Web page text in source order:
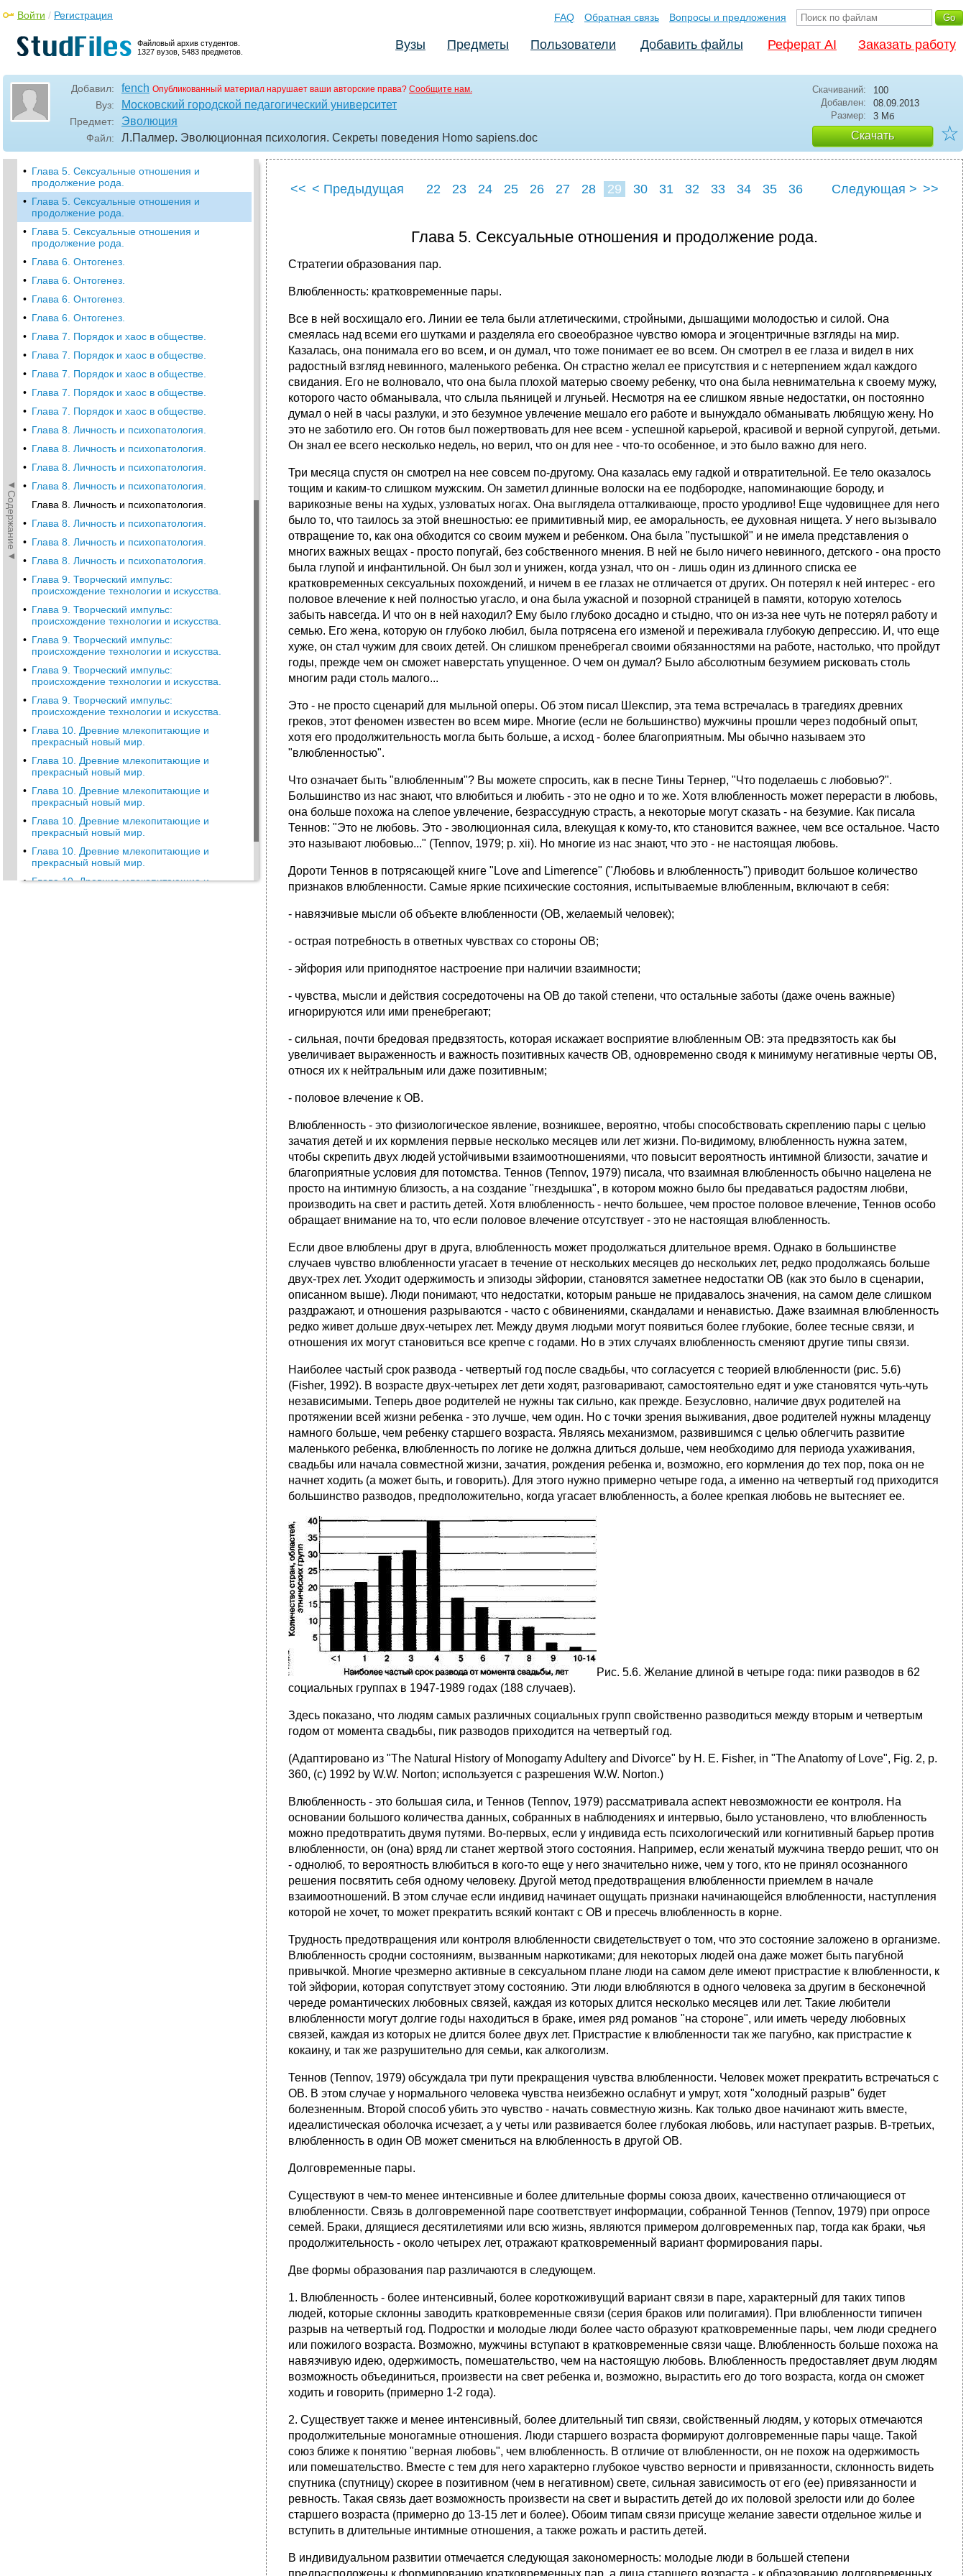
Файловый архив студентов.
1327 вузов, 5483 предметов.
Войти / Регистрация FAQ Обратная связь Вопросы и предложения
Вузы Предметы Пользователи Добавить файлы Реферат AI Заказать работу
Добавил: fench Опубликованный материал нарушает ваши авторские права? Сообщите нам.
Вуз: Московский городской педагогический университет
Предмет: Эволюция
Файл: Л.Палмер. Эволюционная психология. Секреты поведения Homo sapiens.doc
Скачиваний:
100
Добавлен:
08.09.2013
Размер:
3 Мб
Скачать ☆
◄Содержание◄
• Глава 5. Сексуальные отношения и
• Глава 5. Сексуальные отношения и
• Глава 5. Сексуальные отношения и
продолжение рода.
• Глава 5. Сексуальные отношения и
продолжение рода.
Глава 5. Сексуальные отношения и
продолжение рода.
• Глава 5. Сексуальные отношения и
продолжение рода.
• Глава 5. Сексуальные отношения и
продолжение рода.
• Глава 5. Сексуальные отношения и
продолжение рода.
• Глава 6. Онтогенез.
• Глава 6. Онтогенез.
• Глава 6. Онтогенез.
• Глава 6. Онтогенез.
• Глава 7. Порядок и хаос в обществе.
• Глава 7. Порядок и хаос в обществе.
• Глава 7. Порядок и хаос в обществе.
• Глава 7. Порядок и хаос в обществе.
• Глава 7. Порядок и хаос в обществе.
• Глава 8. Личность и психопатология.
• Глава 8. Личность и психопатология.
• Глава 8. Личность и психопатология.
• Глава 8. Личность и психопатология.
Глава 8. Личность и психопатология.
• Глава 8. Личность и психопатология.
• Глава 8. Личность и психопатология.
• Глава 8. Личность и психопатология.
• Глава 9. Творческий импульс:
происхождение технологии и искусства.
• Глава 9. Творческий импульс:
происхождение технологии и искусства.
• Глава 9. Творческий импульс:
происхождение технологии и искусства.
• Глава 9. Творческий импульс:
происхождение технологии и искусства.
• Глава 9. Творческий импульс:
происхождение технологии и искусства.
• Глава 10. Древние млекопитающие и
прекрасный новый мир.
• Глава 10. Древние млекопитающие и
прекрасный новый мир.
• Глава 10. Древние млекопитающие и
прекрасный новый мир.
• Глава 10. Древние млекопитающие и
прекрасный новый мир.
• Глава 10. Древние млекопитающие и
прекрасный новый мир.
• Глава 10. Древние млекопитающие и
<< < Предыдущая 22 23 24 25 26 27 28 29 30 31 32 33 34 35
36
Следующая > >>
Глава 5. Сексуальные отношения и продолжение рода.
Стратегии образования пар.
Влюбленность: кратковременные пары.
Все в ней восхищало его. Линии ее тела были атлетическими, стройными, дышащими молодостью и силой. Она
смеялась над всеми его шутками и разделяла его своеобразное чувство юмора и эгоцентричные взгляды на мир.
Казалась, она понимала его во всем, и он думал, что тоже понимает ее во всем. Он смотрел в ее глаза и видел в них
радостный взгляд невинного, маленького ребенка. Он страстно желал ее присутствия и с нетерпением ждал каждого
свидания. Его не волновало, что она была плохой матерью своему ребенку, что она была невнимательна к своему мужу,
которого часто обманывала, что слыла пьяницей и лгуньей. Несмотря на ее слишком явные недостатки, он постоянно
думал о ней в часы разлуки, и это безумное увлечение мешало его работе и вынуждало обманывать любящую жену. Но
это не заботило его. Он готов был пожертвовать для нее всем - успешной карьерой, красивой и верной супругой, детьми.
Он знал ее всего несколько недель, но верил, что он для нее - что-то особенное, и это было важно для него.
Три месяца спустя он смотрел на нее совсем по-другому. Она казалась ему гадкой и отвратительной. Ее тело оказалось
тощим и каким-то слишком мужским. Он заметил длинные волоски на ее подбородке, напоминающие бороду, и
варикозные вены на худых, узловатых ногах. Она выглядела отталкивающе, просто уродливо! Еще чудовищнее для него
было то, что таилось за этой внешностью: ее примитивный мир, ее аморальность, ее духовная нищета. У него вызывало
отвращение то, как она обходится со своим мужем и ребенком. Она была "пустышкой" и не имела представления о
многих важных вещах - просто попугай, без собственного мнения. В ней не было ничего невинного, детского - она просто
была глупой и инфантильной. Он был зол и унижен, когда узнал, что он - лишь один из длинного списка ее
кратковременных сексуальных похождений, и ничем в ее глазах не отличается от других. Он потерял к ней интерес - его
половое влечение к ней полностью угасло, и она была ужасной и позорной страницей в памяти, которую хотелось
забыть навсегда. И что он в ней находил? Ему было глубоко досадно и стыдно, что он из-за нее чуть не потерял работу и
семью. Его жена, которую он глубоко любил, была потрясена его изменой и переживала глубокую депрессию. И, что еще
хуже, он стал чужим для своих детей. Он слишком пренебрегал своими обязанностями на работе, настолько, что пройдут
годы, прежде чем он сможет наверстать упущенное. О чем он думал? Было абсолютным безумием рисковать столь
многим ради столь малого...
Это - не просто сценарий для мыльной оперы. Об этом писал Шекспир, эта тема встречалась в трагедиях древних
греков, этот феномен известен во всем мире. Многие (если не большинство) мужчины прошли через подобный опыт,
хотя его продолжительность могла быть больше, а исход - более благоприятным. Мы обычно называем это
"влюбленностью".
Что означает быть "влюбленным"? Вы можете спросить, как в песне Тины Тернер, "Что поделаешь с любовью?".
Большинство из нас знают, что влюбиться и любить - это не одно и то же. Хотя влюбленность может перерасти в любовь,
она больше похожа на слепое увлечение, безрассудную страсть, а некоторые могут сказать - на безумие. Как писала
Теннов: "Это не любовь. Это - эволюционная сила, влекущая к кому-то, кто становится важнее, чем все остальное. Часто
это называют любовью..." (Tennov, 1979; p. xii). Но многие из нас знают, что это - не настоящая любовь.
Дороти Теннов в потрясающей книге "Love and Limerence" ("Любовь и влюбленность") приводит большое количество
признаков влюбленности. Самые яркие психические состояния, испытываемые влюбленным, включают в себя:
- навязчивые мысли об объекте влюбленности (ОВ, желаемый человек);
- острая потребность в ответных чувствах со стороны ОВ;
- эйфория или приподнятое настроение при наличии взаимности;
- чувства, мысли и действия сосредоточены на ОВ до такой степени, что остальные заботы (даже очень важные)
игнорируются или ими пренебрегают;
- сильная, почти бредовая предвзятость, которая искажает восприятие влюбленным ОВ: эта предвзятость как бы
увеличивает выраженность и важность позитивных качеств ОВ, одновременно сводя к минимуму негативные черты ОВ,
относя их к нейтральным или даже позитивным;
- половое влечение к ОВ.
Влюбленность - это физиологическое явление, возникшее, вероятно, чтобы способствовать скреплению пары с целью
зачатия детей и их кормления первые несколько месяцев или лет жизни. По-видимому, влюбленность нужна затем,
чтобы скрепить двух людей устойчивыми взаимоотношениями, что повысит вероятность интимной близости, зачатие и
благоприятные условия для потомства. Теннов (Tennov, 1979) писала, что взаимная влюбленность обычно нацелена не
просто на интимную близость, а на создание "гнездышка", в котором можно было бы предаваться радостям любви,
производить на свет и растить детей. Хотя влюбленность - нечто большее, чем простое половое влечение, Теннов особо
обращает внимание на то, что если половое влечение отсутствует - это не настоящая влюбленность.
Если двое влюблены друг в друга, влюбленность может продолжаться длительное время. Однако в большинстве
случаев чувство влюбленности угасает в течение от нескольких месяцев до нескольких лет, редко продолжаясь больше
двух-трех лет. Уходит одержимость и эпизоды эйфории, становятся заметнее недостатки ОВ (как это было в сценарии,
описанном выше). Люди понимают, что недостатки, которым раньше не придавалось значения, на самом деле слишком
раздражают, и отношения разрываются - часто с обвинениями, скандалами и ненавистью. Даже взаимная влюбленность
редко живет дольше двух-четырех лет. Между двумя людьми могут появиться более глубокие, более тесные связи, и
отношения их могут становиться все крепче с годами. Но в этих случаях влюбленность сменяют другие типы связи.
Наиболее частый срок развода - четвертый год после свадьбы, что согласуется с теорией влюбленности (рис. 5.6)
(Fisher, 1992). В возрасте двух-четырех лет дети ходят, разговаривают, самостоятельно едят и уже становятся чуть-чуть
независимыми. Теперь двое родителей не нужны так сильно, как прежде. Безусловно, наличие двух родителей на
протяжении всей жизни ребенка - это лучше, чем один. Но с точки зрения выживания, двое родителей нужны младенцу
намного больше, чем ребенку старшего возраста. Являясь механизмом, развившимся с целью облегчить развитие
маленького ребенка, влюбленность по логике не должна длиться дольше, чем необходимо для периода ухаживания,
свадьбы или начала совместной жизни, зачатия, рождения ребенка и, возможно, его кормления до тех пор, пока он не
начнет ходить (а может быть, и говорить). Для этого нужно примерно четыре года, а именно на четвертый год приходится
большинство разводов, предположительно, когда угасает влюбленность, а более крепкая любовь не вытесняет ее.
Рис. 5.6. Желание длиной в четыре года: пики разводов в 62
социальных группах в 1947-1989 годах (188 случаев).
Здесь показано, что людям самых различных социальных групп свойственно разводиться между вторым и четвертым
годом от момента свадьбы, пик разводов приходится на четвертый год.
(Адаптировано из "The Natural History of Monogamy Adultery and Divorce" by H. E. Fisher, in "The Anatomy of Love", Fig. 2, p.
360, (c) 1992 by W.W. Norton; используется с разрешения W.W. Norton.)
Влюбленность - это большая сила, и Теннов (Tennov, 1979) рассматривала аспект невозможности ее контроля. На
основании большого количества данных, собранных в наблюдениях и интервью, было установлено, что влюбленность
можно предотвратить двумя путями. Во-первых, если у индивида есть психологический или когнитивный барьер против
влюбленности, он (она) вряд ли станет жертвой этого состояния. Например, если женатый мужчина твердо решит, что он
- однолюб, то вероятность влюбиться в кого-то еще у него значительно ниже, чем у того, кто не принял осознанного
решения посвятить себя одному человеку. Другой метод предотвращения влюбленности приемлем в начале
взаимоотношений. В этом случае если индивид начинает ощущать признаки начинающейся влюбленности, наступления
которой не хочет, то может прекратить всякий контакт с ОВ и пресечь влюбленность в корне.
Трудность предотвращения или контроля влюбленности свидетельствует о том, что это состояние заложено в организме.
Влюбленность сродни состояниям, вызванным наркотиками; для некоторых людей она даже может быть пагубной
привычкой. Многие чрезмерно активные в сексуальном плане люди на самом деле имеют пристрастие к влюбленности, к
той эйфории, которая сопутствует этому состоянию. Эти люди влюбляются в одного человека за другим в бесконечной
череде романтических любовных связей, каждая из которых длится несколько месяцев или лет. Такие любители
влюбленности могут долгие годы находиться в браке, имея ряд романов "на стороне", или иметь череду любовных
связей, каждая из которых не длится более двух лет. Пристрастие к влюбленности так же пагубно, как пристрастие к
кокаину, и так же разрушительно для семьи, как алкоголизм.
Теннов (Tennov, 1979) обсуждала три пути прекращения чувства влюбленности. Человек может прекратить встречаться с
ОВ. В этом случае у нормального человека чувства неизбежно ослабнут и умрут, хотя "холодный разрыв" будет
болезненным. Второй способ убить это чувство - начать совместную жизнь. Как только двое начинают жить вместе,
идеалистическая оболочка исчезает, а у четы или развивается более глубокая любовь, или наступает разрыв. В-третьих,
влюбленность в один ОВ может смениться на влюбленность в другой ОВ.
Долговременные пары.
Существуют в чем-то менее интенсивные и более длительные формы союза двоих, качественно отличающиеся от
влюбленности. Связь в долговременной паре соответствует информации, собранной Теннов (Tennov, 1979) при опросе
семей. Браки, длящиеся десятилетиями или всю жизнь, являются примером долговременных пар, тогда как браки, чья
продолжительность - около четырех лет, отражают кратковременный вариант формирования пары.
Две формы образования пар различаются в следующем.
1. Влюбленность - более интенсивный, более короткоживущий вариант связи в паре, характерный для таких типов
людей, которые склонны заводить кратковременные связи (серия браков или полигамия). При влюбленности типичен
разрыв на четвертый год. Подростки и молодые люди более часто образуют кратковременные пары, чем люди среднего
или пожилого возраста. Возможно, мужчины вступают в кратковременные связи чаще. Влюбленность больше похожа на
навязчивую идею, одержимость, помешательство, чем на настоящую любовь. Влюбленность предоставляет двум людям
возможность объединиться, произвести на свет ребенка и, возможно, вырастить его до того возраста, когда он сможет
ходить и говорить (примерно 1-2 года).
2. Существует также и менее интенсивный, более длительный тип связи, свойственный людям, у которых отмечаются
продолжительные моногамные отношения. Люди старшего возраста формируют долговременные пары чаще. Такой
союз ближе к понятию "верная любовь", чем влюбленность. В отличие от влюбленности, он не похож на одержимость
или помешательство. Вместе с тем для него характерно глубокое чувство верности и привязанности, склонность видеть
спутника (спутницу) скорее в позитивном (чем в негативном) свете, сильная зависимость от его (ее) привязанности и
ревность. Такая связь дает возможность произвести на свет и вырастить детей до их половой зрелости или до более
старшего возраста (примерно до 13-15 лет и более). Обоим типам связи присуще желание завести отдельное жилье и
вступить в длительные интимные отношения, а также рожать и растить детей.
В индивидуальном развитии отмечается следующая закономерность: молодые люди в большей степени
предрасположены к формированию кратковременных пар, а лица старшего возраста - к образованию долговременных